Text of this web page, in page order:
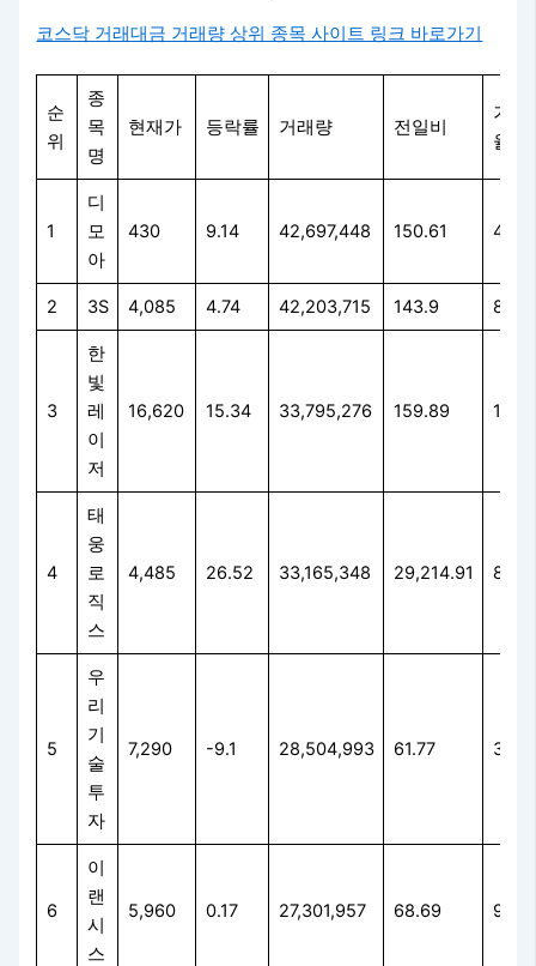
코스닥 거래대금 거래량 상위 종목 사이트 링크 바로가기
순
위
종
목
명
현재가 등락률 거래량 전일비
거래
율
1
디
모
아
430 9.14 42,697,448 150.61
2 3S 4,085 4.74 42,203,715 143.9
3
한
빛
레
이
저
16,620 15.34 33,795,276 159.89
4
태
웅
로
직
스
4,485 26.52 33,165,348 29,214.91
5
우
리
기
술
투
자
7,290 -9.1 28,504,993 61.77
6
이
랜
시
스
5,960 0.17 27,301,957 68.69